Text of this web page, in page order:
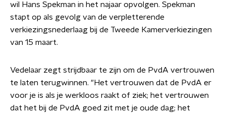
wil Hans Spekman in het najaar opvolgen. Spekman
stapt op als gevolg van de verpletterende
verkiezingsnederlaag bij de Tweede Kamerverkiezingen
van 15 maart.
Vedelaar zegt strijdbaar te zijn om de PvdA vertrouwen
te laten terugwinnen. "Het vertrouwen dat de PvdA er
voor je is als je werkloos raakt of ziek; het vertrouwen
dat het bij de PvdA goed zit met je oude dag; het